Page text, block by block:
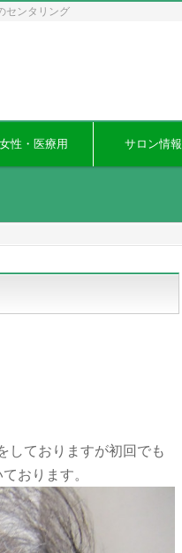
センタリング
女性・医療用 サロン情報
しておりますが初回でも
おります。